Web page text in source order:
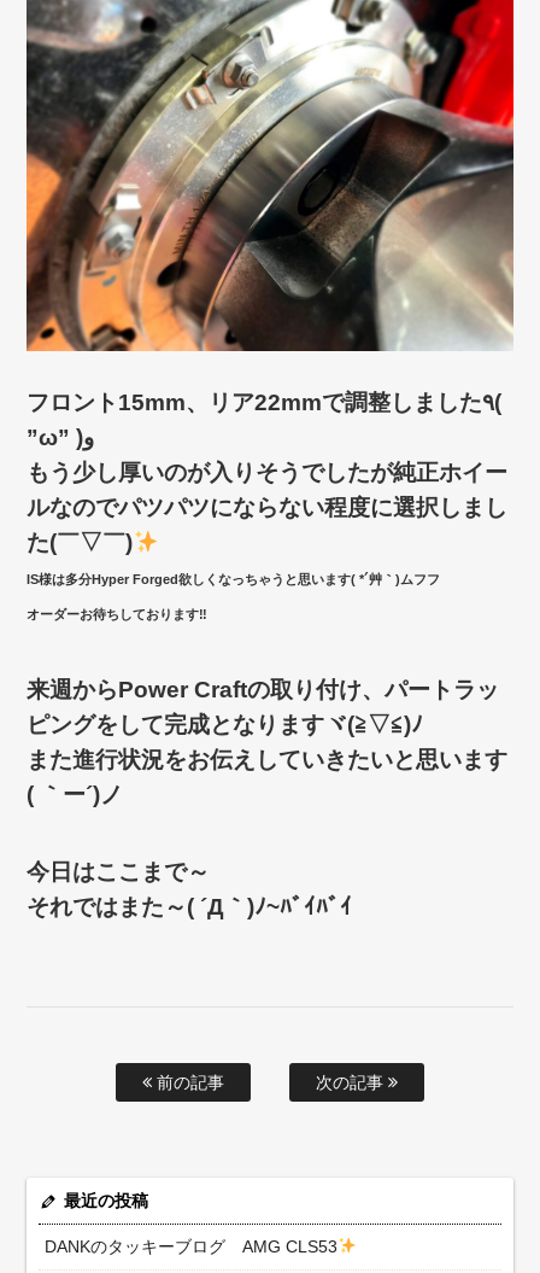
フロント15mm、リア22mmで調整しました٩(
”ω” )و
もう少し厚いのが入りそうでしたが純正ホイー
ルなのでパツパツにならない程度に選択しまし
た(￣▽￣)
IS様は多分Hyper Forged欲しくなっちゃうと思います( *´艸｀)ムフフ
オーダーお待ちしております‼
来週からPower Craftの取り付け、パートラッ
ピングをして完成となりますヾ(≧▽≦)ﾉ
また進行状況をお伝えしていきたいと思います
( ｀ー´)ノ
今日はここまで～
それではまた～( ´Д｀)ﾉ~ﾊﾞｲﾊﾞｲ
前の記事 次の記事
最近の投稿
DANKのタッキーブログ AMG CLS53